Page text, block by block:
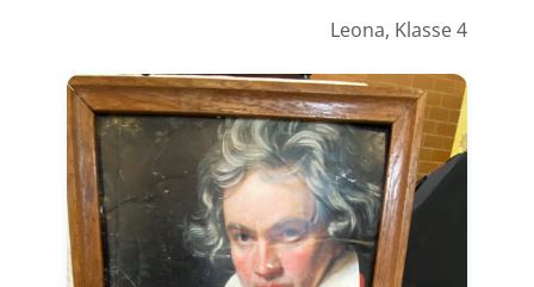
Leona, Klasse 4